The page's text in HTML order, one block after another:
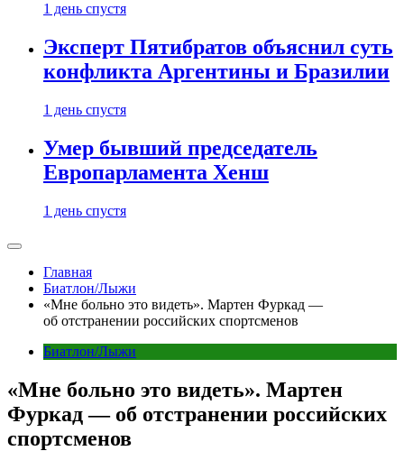
1 день спустя
Эксперт Пятибратов объяснил суть
конфликта Аргентины и Бразилии
1 день спустя
Умер бывший председатель
Европарламента Хенш
1 день спустя
Главная
Биатлон/Лыжи
«Мне больно это видеть». Мартен Фуркад —
об отстранении российских спортсменов
Биатлон/Лыжи
«Мне больно это видеть». Мартен
Фуркад — об отстранении российских
спортсменов